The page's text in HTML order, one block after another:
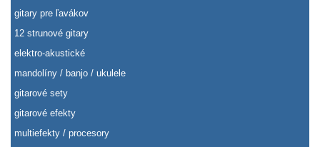
gitary pre ľavákov
12 strunové gitary
elektro-akustické
mandolíny / banjo / ukulele
gitarové sety
gitarové efekty
multiefekty / procesory